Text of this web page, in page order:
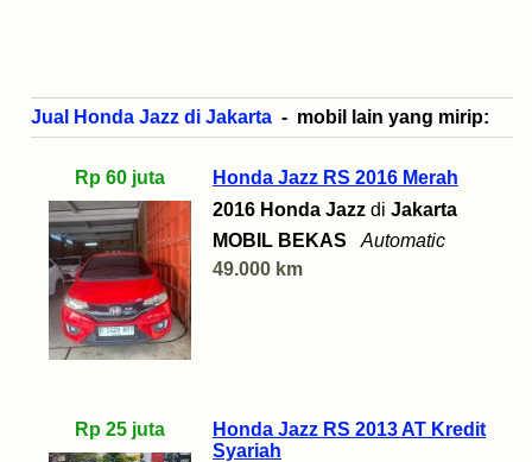
Jual Honda Jazz di Jakarta - mobil lain yang mirip:
Rp 60 juta
Honda Jazz RS 2016 Merah
2016 Honda Jazz di Jakarta
MOBIL BEKAS
Automatic
49.000 km
Rp 25 juta
Honda Jazz RS 2013 AT Kredit
Syariah